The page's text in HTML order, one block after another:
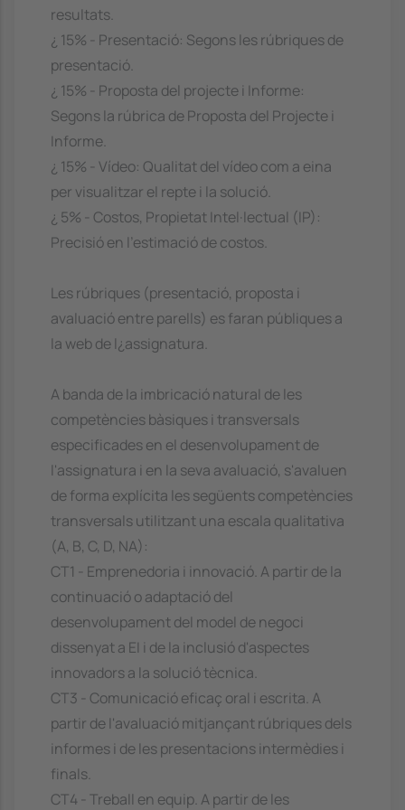
resultats.
¿ 15% - Presentació: Segons les rúbriques de
presentació.
¿ 15% - Proposta del projecte i Informe:
Segons la rúbrica de Proposta del Projecte i
Informe.
¿ 15% - Vídeo: Qualitat del vídeo com a eina
per visualitzar el repte i la solució.
¿ 5% - Costos, Propietat Intel·lectual (IP):
Precisió en l'estimació de costos.
Les rúbriques (presentació, proposta i
avaluació entre parells) es faran públiques a
la web de l¿assignatura.
A banda de la imbricació natural de les
competències bàsiques i transversals
especificades en el desenvolupament de
l'assignatura i en la seva avaluació, s'avaluen
de forma explícita les següents competències
transversals utilitzant una escala qualitativa
(A, B, C, D, NA):
CT1 - Emprenedoria i innovació. A partir de la
continuació o adaptació del
desenvolupament del model de negoci
dissenyat a EI i de la inclusió d'aspectes
innovadors a la solució tècnica.
CT3 - Comunicació eficaç oral i escrita. A
partir de l'avaluació mitjançant rúbriques dels
informes i de les presentacions intermèdies i
finals.
CT4 - Treball en equip. A partir de les